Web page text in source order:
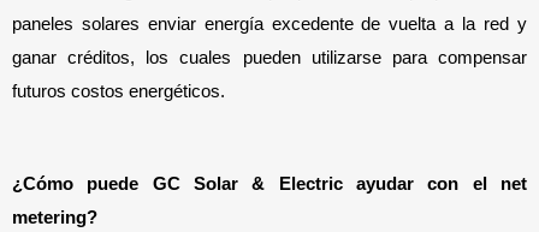
paneles solares enviar energía excedente de vuelta a la red y
ganar créditos, los cuales pueden utilizarse para compensar
futuros costos energéticos.
¿Cómo puede GC Solar & Electric ayudar con el net
metering?